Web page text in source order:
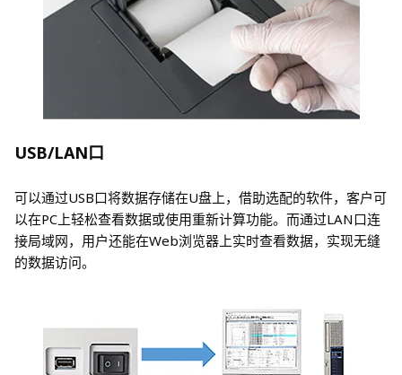
USB/LAN口
可以通过USB口将数据存储在U盘上，借助选配的软件，客户可
以在PC上轻松查看数据或使用重新计算功能。而通过LAN口连
接局域网，用户还能在Web浏览器上实时查看数据，实现无缝
的数据访问。